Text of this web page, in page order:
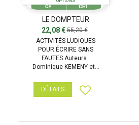
LE DOMPTEUR
D'ORTHOGRAPHE
22,08 €55,20 €
ACTIVITÉS LUDIQUES
POUR ÉCRIRE SANS
FAUTES Auteurs :
Dominique KEMENY et...
DÉTAILS